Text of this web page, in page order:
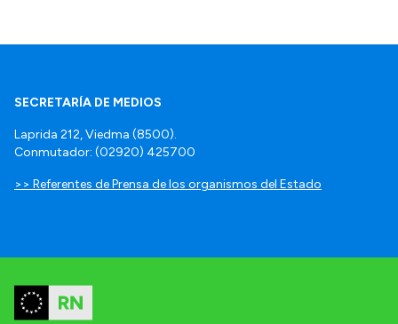
SECRETARÍA DE MEDIOS
Laprida 212, Viedma (8500).
Conmutador: (02920) 425700
>> Referentes de Prensa de los organismos del Estado